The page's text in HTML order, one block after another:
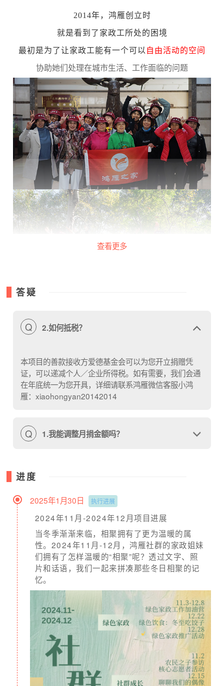
2014年，鸿雁创立时
就是看到了家政工所处的困境
最初是为了让家政工能有一个可以 自由活动的空间
协助她们处理在城市生活、工作面临的问题
2017年，小陈成为靓阿姨经济小组的一员
工作之外开始制作售卖手工皂
即使每个月只有4天休息时间
在鸿雁，她不仅收获了朋友和技能
小陈成为靓阿姨小组的一员，展示自制无添加皂液
查看更多
答疑
Q 2.如何抵税？
本项目的善款接收方爱德基金会可以为您开立捐赠凭
证，可以递减个人／企业所得税。如有需要，我们会通
在年底统一为您开具，详细请联系鸿雁微信客服小鸿
雁：xiaohongyan20142014
Q 1.我能调整月捐金额吗？
进度
2025年1月30日 执行进展
2024年11月-2024年12月项目进展
当冬季渐渐来临，相聚拥有了更为温暖的属
性。2024年11月-12月，鸿雁社群的家政姐妹
们拥有了怎样温暖的“相聚”呢？透过文字、照
片和话语，我们一起来拼凑那些冬日相聚的记
忆。